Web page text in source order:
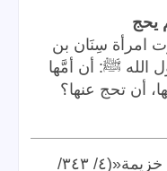
امرأة سِنَان بن
رسول الله ﷺ: أن أمَّها
أن تحج عنها؟
(١) كذا الأصل، وفي»صحيح ابن خزيمة«(٤/ ٣٤٣/